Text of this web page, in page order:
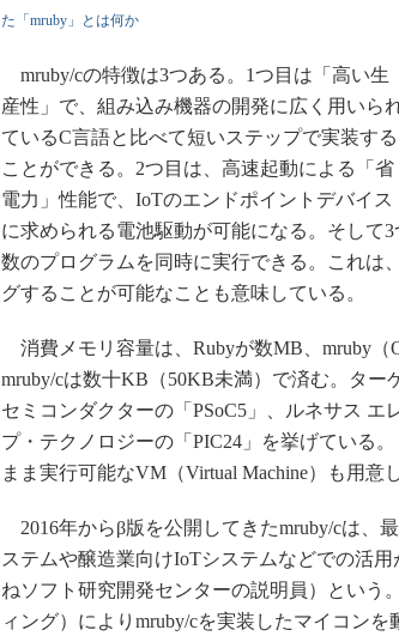
た「mruby」とは何か
mruby/cの特徴は3つある。1つ目は「高い生
産性」で、組み込み機器の開発に広く用いら
ているC言語と比べて短いステップで実装する
ことができる。2つ目は、高速起動による「省
電力」性能で、IoTのエンドポイントデバイス
に求められる電池駆動が可能になる。そして
数のプログラムを同時に実行できる。これは
グすることが可能なことも意味している。
消費メモリ容量は、Rubyが数MB、mruby（
mruby/cは数十KB（50KB未満）で済む。タ
セミコンダクターの「PSoC5」、ルネサス
プ・テクノロジーの「PIC24」を挙げている
まま実行可能なVM（Virtual Machine）も用意
2016年からβ版を公開してきたmruby/cは、
ステムや醸造業向けIoTシステムなどでの活
ねソフト研究開発センターの説明員）という
ィング）によりmruby/cを実装したマイコン